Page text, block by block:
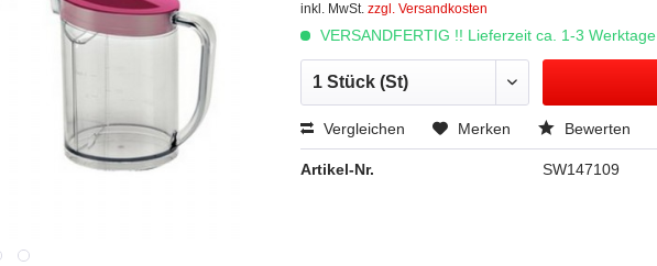
inkl. MwSt. zzgl. Versandkosten
VERSANDFERTIG !! Lieferzeit ca. 1-3 Werktage
Vergleichen Merken Bewerten
Artikel-Nr. SW147109